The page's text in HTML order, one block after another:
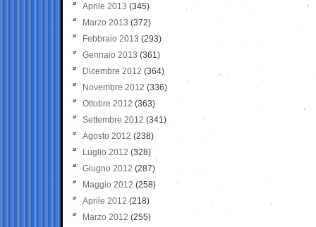
Aprile 2013 (345)
Marzo 2013 (372)
Febbraio 2013 (293)
Gennaio 2013 (361)
Dicembre 2012 (364)
Novembre 2012 (336)
Ottobre 2012 (363)
Settembre 2012 (341)
Agosto 2012 (238)
Luglio 2012 (328)
Giugno 2012 (287)
Maggio 2012 (258)
Aprile 2012 (218)
Marzo 2012 (255)